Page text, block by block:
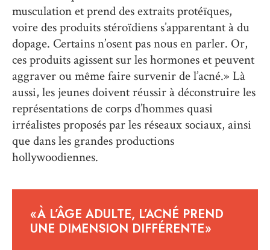
musculation et prend des extraits protéïques,
voire des produits stéroïdiens s’apparentant à du
dopage. Certains n’osent pas nous en parler. Or,
ces produits agissent sur les hormones et peuvent
aggraver ou même faire survenir de l’acné.» Là
aussi, les jeunes doivent réussir à déconstruire les
représentations de corps d’hommes quasi
irréalistes proposés par les réseaux sociaux, ainsi
que dans les grandes productions
hollywoodiennes.
« À L’ÂGE ADULTE, L’ACNÉ PREND
UNE DIMENSION DIFFÉRENTE »